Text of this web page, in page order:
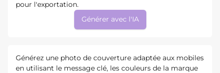
pour l'exportation.
Générer avec l'IA
Générez une photo de couverture adaptée aux mobiles
en utilisant le message clé, les couleurs de la marque